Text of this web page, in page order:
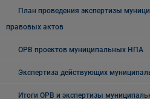
План проведения экспертизы
правовых актов
ОРВ проектов муниципальных НПА
Экспертиза действующих
Итоги ОРВ и экспертизы